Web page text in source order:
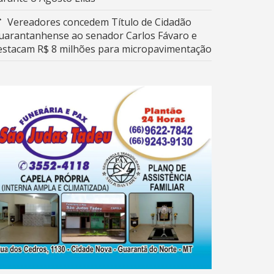
Vereadores concedem Título de Cidadão
ao senador Carlos Fávaro e
R$ 8 milhões para micropavimentação